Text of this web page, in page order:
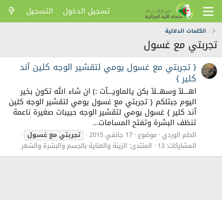
تسجيل الدخول التسجيل
الكلمات الدلالية
تجربتي مع غسول
{ تجربتي مع غسول يومي لتقشير الوجه كلين آند
كلير }
اهـــلآ وسهــلآ بكن يالماويـــآت :) ان شاء الله تكون بخير
اليوم جبتلكم { تجربتي مع غسول يومي لتقشير الوجه كلين
آند كلير } غسول يومي لتقشير الوجه حبيبات صغيرة ناعمة
تنظف البشرة وتفتح المسامات...
الحلم الوردي موضوع 17 جانفي 2015 تجربتيمعغسول
المشاركات: 13
المنتدى: الزينة والعناية بالجسم والبشرة والشعر